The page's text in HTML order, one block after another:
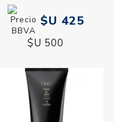
$U 425
$U 500